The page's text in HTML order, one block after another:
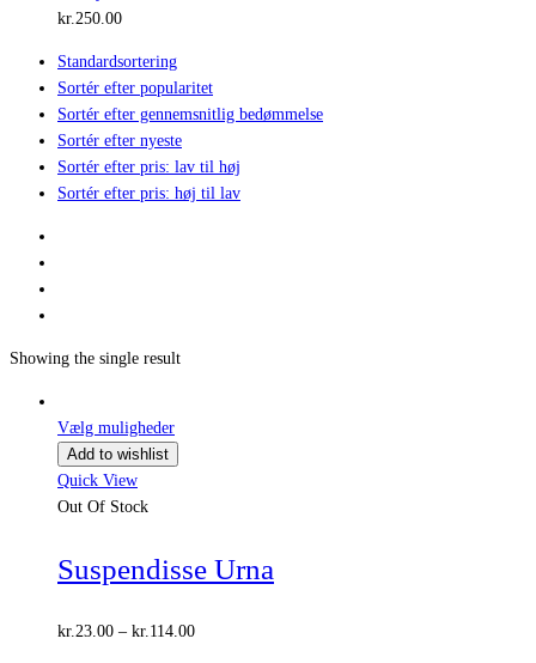
kr. 250.00
Standardsortering
Sortér efter popularitet
Sortér efter gennemsnitlig bedømmelse
Sortér efter nyeste
Sortér efter pris: lav til høj
Sortér efter pris: høj til lav
Showing the single result
Vælg muligheder
Add to wishlist
Quick View
Out Of Stock
Suspendisse Urna
kr. 23.00 – kr. 114.00Prisinterval: